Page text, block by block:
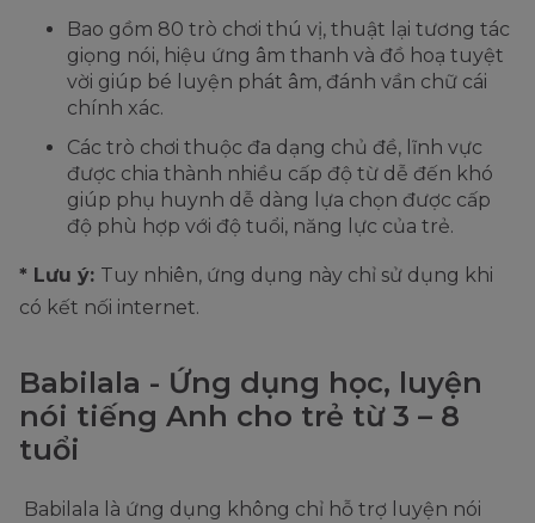
Bao gồm 80 trò chơi thú vị, thuật lại tương tác
giọng nói, hiệu ứng âm thanh và đồ hoạ tuyệt
vời giúp bé luyện phát âm, đánh vần chữ cái
chính xác.
Các trò chơi thuộc đa dạng chủ đề, lĩnh vực
được chia thành nhiều cấp độ từ dễ đến khó
giúp phụ huynh dễ dàng lựa chọn được cấp
độ phù hợp với độ tuổi, năng lực của trẻ.
* Lưu ý: Tuy nhiên, ứng dụng này chỉ sử dụng khi
có kết nối internet.
Babilala - Ứng dụng học, luyện
nói tiếng Anh cho trẻ từ 3 – 8
tuổi
Babilala là ứng dụng không chỉ hỗ trợ luyện nói